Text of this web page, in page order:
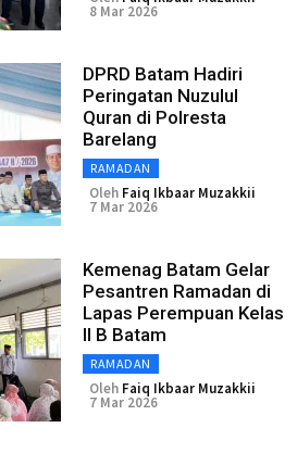
8 Mar 2026
DPRD Batam Hadiri
Peringatan Nuzulul
Quran di Polresta
Barelang
RAMADAN
Oleh Faiq Ikbaar Muzakkii
7 Mar 2026
Kemenag Batam Gelar
Pesantren Ramadan di
Lapas Perempuan Kelas
II B Batam
RAMADAN
Oleh Faiq Ikbaar Muzakkii
7 Mar 2026